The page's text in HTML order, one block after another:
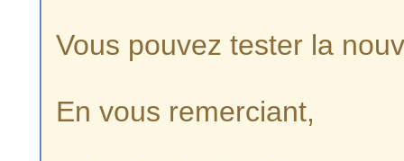
Vous pouvez tester la
En vous remerciant,